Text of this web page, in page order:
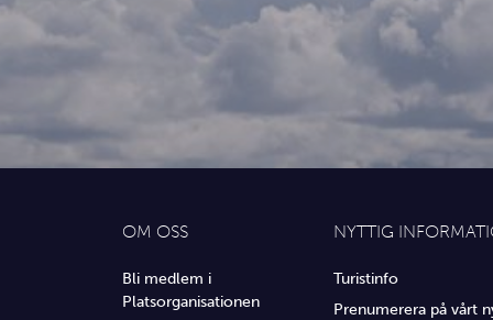
OM OSS
Bli medlem i
Platsorganisationen
NYTTIG
Turistinfo
Prenumerera på vårt